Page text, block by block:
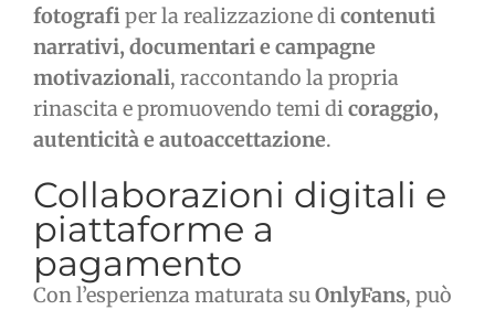
fotografiper la realizzazione dicontenuti
narrativi, documentari e campagne
motivazionali, raccontando la propria
rinascita e promuovendo temi dicoraggio,
autenticità e autoaccettazione.
Collaborazioni digitali e
piattaforme a
pagamento
Con l’esperienza maturata suOnlyFans, può